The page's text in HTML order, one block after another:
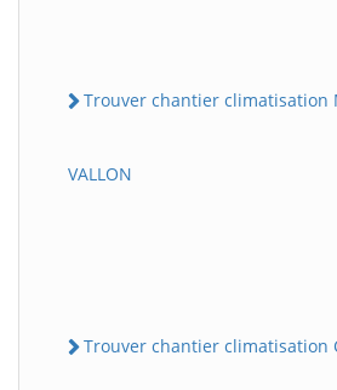
Trouver chantier climatisation
VALLON
Trouver chantier climatisation